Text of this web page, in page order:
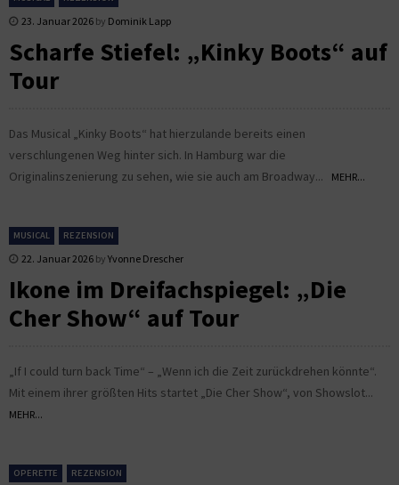
23. Januar 2026 by Dominik Lapp
Scharfe Stiefel: „Kinky Boots“ auf
Tour
Das Musical „Kinky Boots“ hat hierzulande bereits einen
verschlungenen Weg hinter sich. In Hamburg war die
Originalinszenierung zu sehen, wie sie auch am Broadway...
MEHR...
MUSICAL REZENSION
22. Januar 2026 by Yvonne Drescher
Ikone im Dreifachspiegel: „Die
Cher Show“ auf Tour
„If I could turn back Time“ – „Wenn ich die Zeit zurückdrehen könnte“.
Mit einem ihrer größten Hits startet „Die Cher Show“, von Showslot...
MEHR...
OPERETTE REZENSION